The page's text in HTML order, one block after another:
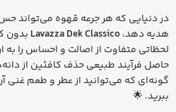
در دنیایی که هر جرعه قهوه می‌تواند
هدیه دهد، Lavazza Dek Classico بدون
لحظاتی متفاوت از اصالت و احساس را
حاصل فرآیند طبیعی حذف کافئین از
گونه‌ای که می‌توانید از عطر و طعم غنی
ببرید. 🌟